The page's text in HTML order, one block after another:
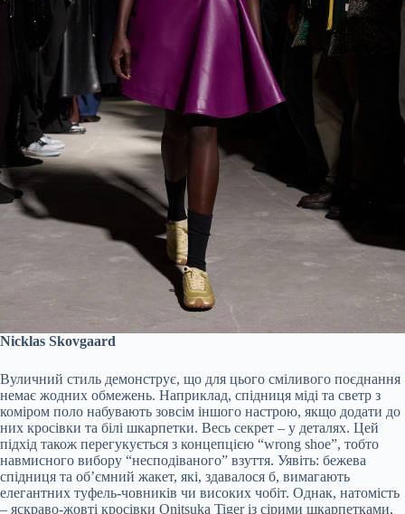
Nicklas Skovgaard
Вуличний стиль демонструє, що для цього сміливого поєднання
немає жодних обмежень. Наприклад, спідниця міді та светр з
коміром поло набувають зовсім іншого настрою, якщо додати до
них кросівки та білі шкарпетки. Весь секрет – у деталях. Цей
підхід також перегукується з концепцією “wrong shoe”, тобто
навмисного вибору “несподіваного” взуття. Уявіть: бежева
спідниця та об’ємний жакет, які, здавалося б, вимагають
елегантних туфель-човників чи високих чобіт. Однак, натомість
– яскраво-жовті кросівки Onitsuka Tiger із сірими шкарпетками,